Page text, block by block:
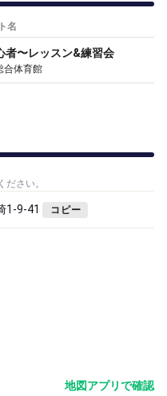
名
者〜レッスン&練習会
合体育館
さい。
1-9-41 コピー
地図アプリで確認